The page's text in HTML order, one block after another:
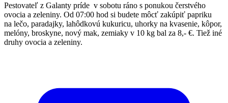
Pestovateľ z Galanty príde v sobotu ráno s ponukou čerstvého
ovocia a zeleniny. Od 07:00 hod si budete môcť zakúpiť papriku
na lečo, paradajky, lahôdkovú kukuricu, uhorky na kvasenie, kôpor,
melóny, broskyne, nový mak, zemiaky v 10 kg bal za 8,- €. Tiež iné
druhy ovocia a zeleniny.